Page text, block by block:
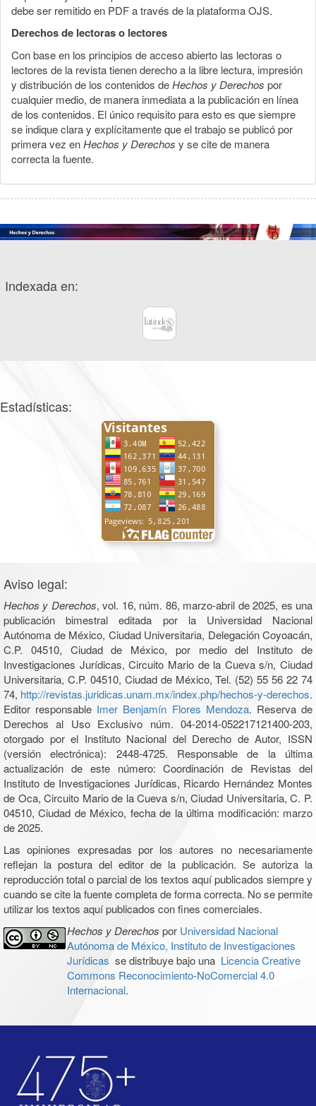
debe ser remitido en PDF a través de la plataforma OJS.
Derechos de lectoras o lectores
Con base en los principios de acceso abierto las lectoras o
lectores de la revista tienen derecho a la libre lectura, impresión
y distribución de los contenidos deHechos y Derechos por
cualquier medio, de manera inmediata a la publicación en línea
de los contenidos. El único requisito para esto es que siempre
se indique clara y explícitamente que el trabajo se publicó por
primera vez enHechos y Derechos y se cite de manera
correcta la fuente.
Indexada en:
Estadísticas:
Aviso legal:
Hechos y Derechos, vol. 16, núm. 86, marzo-abril de 2025, es una
publicación bimestral editada por la Universidad Nacional
Autónoma de México, Ciudad Universitaria, Delegación Coyoacán,
C.P. 04510, Ciudad de México, por medio del Instituto de
Investigaciones Jurídicas, Circuito Mario de la Cueva s/n, Ciudad
Universitaria, C.P. 04510, Ciudad de México, Tel. (52) 55 56 22 74
74, http://revistas.juridicas.unam.mx/index.php/hechos-y-derechos.
Editor responsable Imer Benjamín Flores Mendoza. Reserva de
Derechos al Uso Exclusivo núm. 04-2014-052217121400-203,
otorgado por el Instituto Nacional del Derecho de Autor, ISSN
(versión electrónica): 2448-4725. Responsable de la última
actualización de este número: Coordinación de Revistas del
Instituto de Investigaciones Jurídicas, Ricardo Hernández Montes
de Oca, Circuito Mario de la Cueva s/n, Ciudad Universitaria, C. P.
04510, Ciudad de México, fecha de la última modificación: marzo
de 2025.
Las opiniones expresadas por los autores no necesariamente
reflejan la postura del editor de la publicación. Se autoriza la
reproducción total o parcial de los textos aquí publicados siempre y
cuando se cite la fuente completa de forma correcta. No se permite
utilizar los textos aquí publicados con fines comerciales.
Hechos y Derechos por Universidad Nacional
Autónoma de México, Instituto de Investigaciones
Jurídicas se distribuye bajo una Licencia Creative
Commons Reconocimiento-NoComercial 4.0
Internacional.